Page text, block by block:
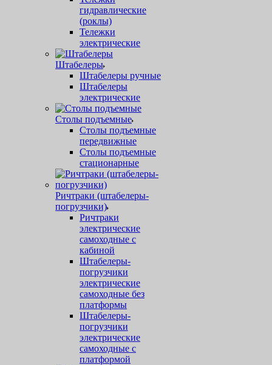
гидравлические
(роклы)
Тележки
электрические
Штабелеры
Штабелеры ручные
Штабелеры
электрические
Столы подъемные
Столы подъемные
передвижные
Столы подъемные
стационарные
Ричтраки (штабелеры-
погрузчики)
Ричтраки
электрические
самоходные с
кабиной
Штабелеры-
погрузчики
электрические
самоходные без
платформы
Штабелеры-
погрузчики
электрические
самоходные с
платформой